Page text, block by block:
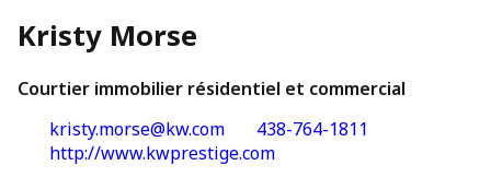
Kristy Morse
Courtier immobilier résidentiel et commercial
kristy.morse@kw.com
438-764-1811
http://www.kwprestige.com